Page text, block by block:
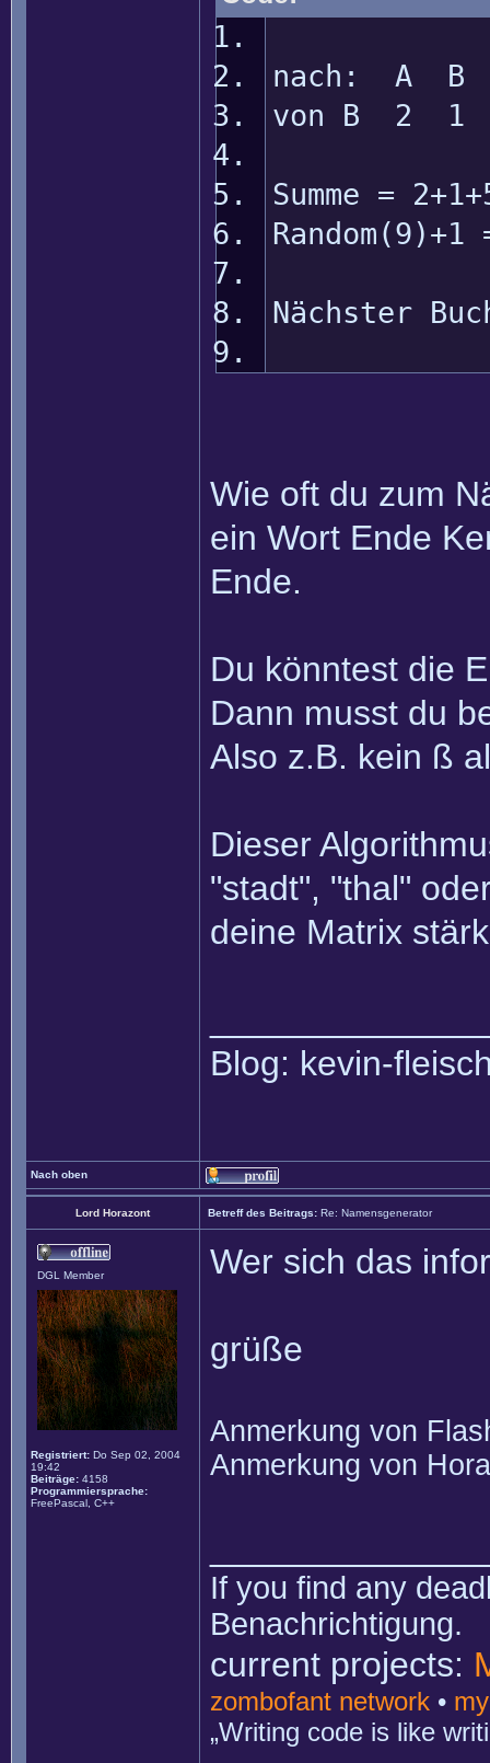
nach: A
von B 2
Summe =
Random(9)+1
Nächster
Wie oft du zum
ein Wort Ende
Ende.
Du könntest die
Dann musst du
Also z.B. kein ß
Dieser
"stadt", "thal"
deine Matrix
Blog: kevin-
Nach oben
Lord Horazont Betreff des Beitrags: Re: Namensgenerator
DGL Member
Registriert: Do Sep 02, 2004
19:42
Beiträge: 4158
Programmiersprache:
FreePascal, C++
Wer sich das
grüße
Anmerkung von
Anmerkung von
If you find any
Benachrichtigung.
current projects:
zombofant network •
„Writing code is like